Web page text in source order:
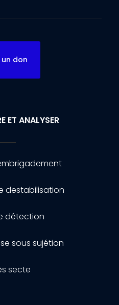
un don
ET ANALYSER
destabilisation
détection
sous sujétion
secte